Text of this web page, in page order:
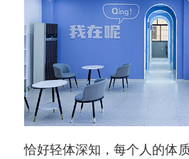
恰好轻体深知，每个人的体